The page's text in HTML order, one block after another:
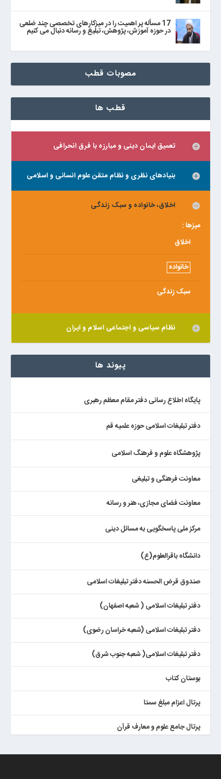
17 مسأله پر اهمیت را در میزکارهای تخصصی چند ضلعی
در حوزه آموزش، پژوهش، تبلیغ و رسانه دنبال می‌ کنیم
مصوبات قطب
قطب ها
تعمیق ایمان دینی و مبارزه با فرق انحرافی
بنیادهای نظری و نظام متقن علوم انسانی و اسلامی
اخلاق، خانواده و سبک زندگی
میزها :
اخلاق
خانواده
سبک زندگی
نظام سیاسی و اجتماعی اسلام و ایران
پیوند ها
پایگاه اطلاع رسانی دفتر مقام معظم رهبری
دفتر تبلیغات اسلامی حوزه علمیه قم
پژوهشگاه علوم و فرهنگ اسلامی
معاونت فرهنگی و تبلیغی
معاونت فضای مجازی، هنر و رسانه
مرکز ملی پاسخگویی به مسائل دینی
دانشگاه باقرالعلوم(ع)
صندوق قرض الحسنه دفتر تبلیغات اسلامی
دفتر تبلیغات اسلامی ( شعبه اصفهان)
دفتر تبلیغات اسلامی (شعبه خراسان رضوی)
دفتر تبلیغات اسلامی( شعبه جنوب شرق)
بوستان کتاب
پرتال اعزام مبلغ سمتا
پرتال جامع علوم و معارف قرآن
کتابخان همراه پژوهان